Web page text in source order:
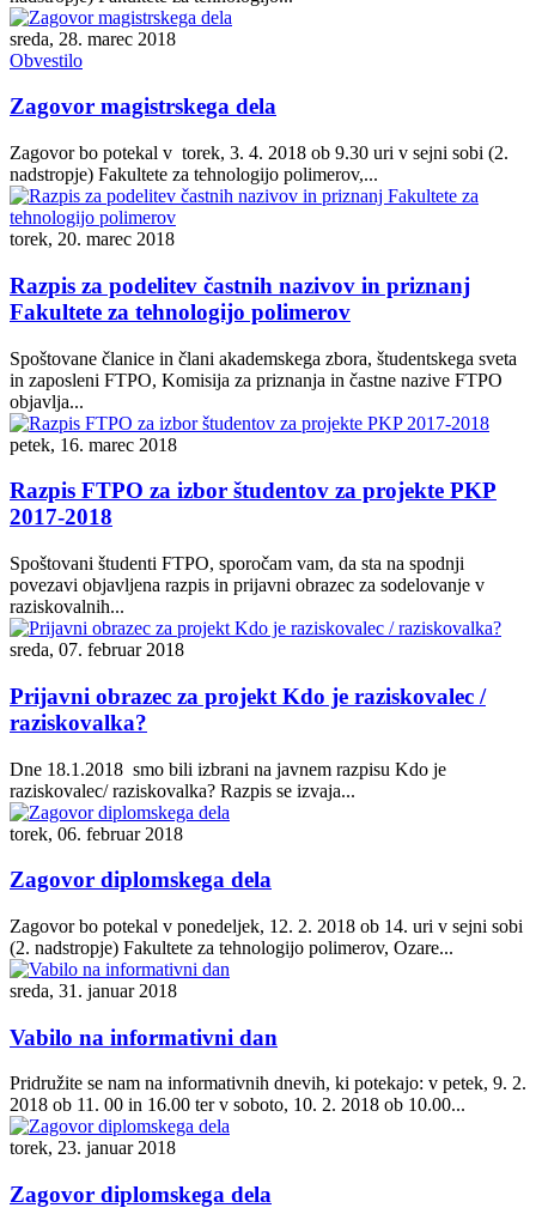
sreda, 28. marec 2018
Obvestilo
Zagovor magistrskega dela
Zagovor bo potekal v torek, 3. 4. 2018 ob 9.30 uri v sejni sobi (2.
nadstropje) Fakultete za tehnologijo polimerov,...
torek, 20. marec 2018
Razpis za podelitev častnih nazivov in priznanj
Fakultete za tehnologijo polimerov
Spoštovane članice in člani akademskega zbora, študentskega sveta
in zaposleni FTPO, Komisija za priznanja in častne nazive FTPO
objavlja...
petek, 16. marec 2018
Razpis FTPO za izbor študentov za projekte PKP
2017-2018
Spoštovani študenti FTPO, sporočam vam, da sta na spodnji
povezavi objavljena razpis in prijavni obrazec za sodelovanje v
raziskovalnih...
sreda, 07. februar 2018
Prijavni obrazec za projekt Kdo je raziskovalec /
raziskovalka?
Dne 18.1.2018 smo bili izbrani na javnem razpisu Kdo je
raziskovalec/ raziskovalka? Razpis se izvaja...
torek, 06. februar 2018
Zagovor diplomskega dela
Zagovor bo potekal v ponedeljek, 12. 2. 2018 ob 14. uri v sejni sobi
(2. nadstropje) Fakultete za tehnologijo polimerov, Ozare...
sreda, 31. januar 2018
Vabilo na informativni dan
Pridružite se nam na informativnih dnevih, ki potekajo: v petek, 9. 2.
2018 ob 11. 00 in 16.00 ter v soboto, 10. 2. 2018 ob 10.00...
torek, 23. januar 2018
Zagovor diplomskega dela